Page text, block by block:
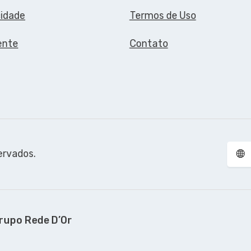
Termos de Uso
Contato
Rede D’Or